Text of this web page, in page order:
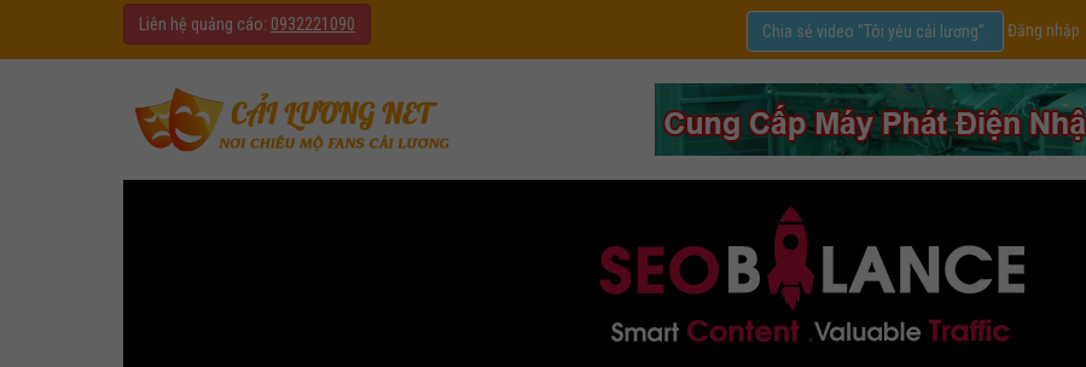
Liên hệ quảng cáo: 0932221090 Đăng nhập
Chia sẻ video "Tôi yêu cải lương".